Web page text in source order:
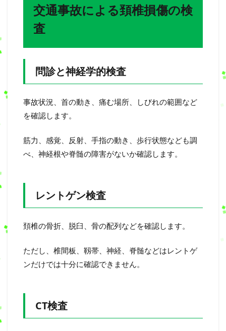
交通事故による頚椎損傷の検
査
問診と神経学的検査
事故状況、首の動き、痛む場所、しびれの範囲など
を確認します。
筋力、感覚、反射、手指の動き、歩行状態なども調
べ、神経根や脊髄の障害がないか確認します。
レントゲン検査
頚椎の骨折、脱臼、骨の配列などを確認します。
ただし、椎間板、靱帯、神経、脊髄などはレントゲ
ンだけでは十分に確認できません。
CT検査